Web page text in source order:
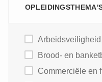
Brood- en
Commerciële